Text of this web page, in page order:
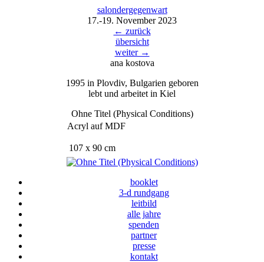
salondergegenwart
17.-19. November 2023
← zurück
übersicht
weiter →
ana kostova
1995 in Plovdiv, Bulgarien geboren
lebt und arbeitet in Kiel
Ohne Titel (Physical Conditions)
Acryl auf MDF
107 x 90 cm
booklet
3-d rundgang
leitbild
alle jahre
spenden
partner
presse
kontakt